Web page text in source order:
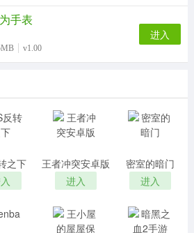
手表
v1.00
进入
之下
王者冲突安卓版
进入
密室的暗门
进入